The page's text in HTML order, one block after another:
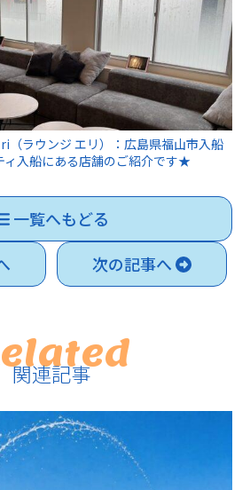
（ラウンジ エリ）：広島県福山市入船
ィ入船にある店舗のご紹介です★
一覧へもどる
次の記事へ
関連記事